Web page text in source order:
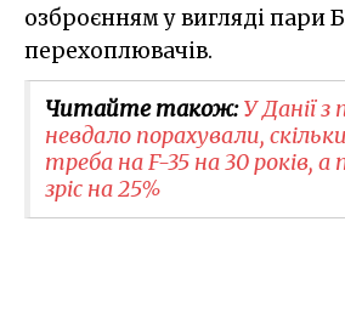
озброєнням у вигляді пари
перехоплювачів.
Читайте також:У Данії з
невдало порахували,
треба на F-35 на 30 років, а
зріс на 25%